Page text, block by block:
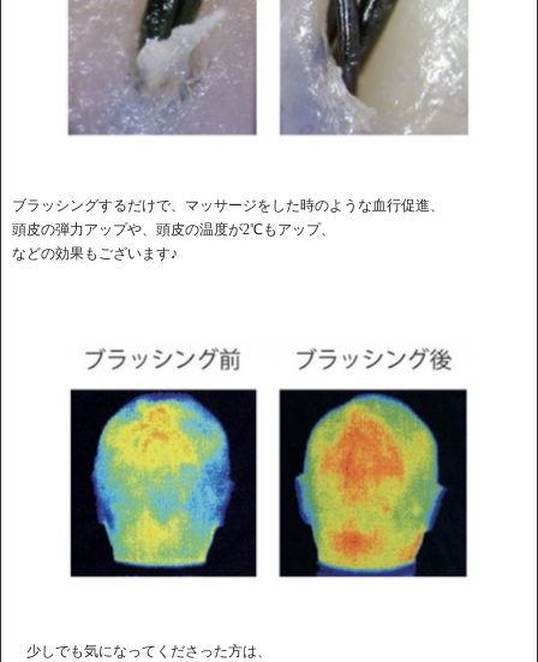
ブラッシングするだけで、マッサージをした時のような血行促進、
頭皮の弾力アップや、頭皮の温度が2℃もアップ、
などの効果もございます♪
少しでも気になってくださった方は、